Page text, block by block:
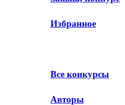
Избранное
Все конкурсы
Авторы